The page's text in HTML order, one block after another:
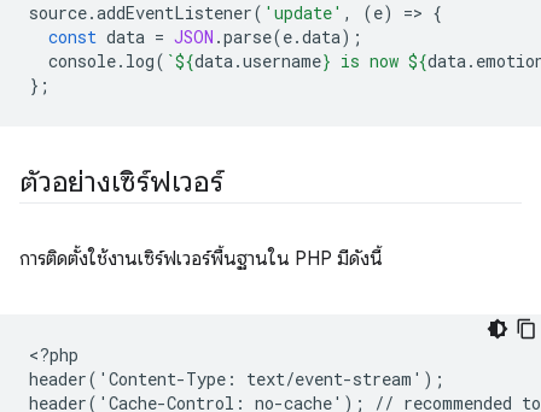
source.addEventListener( 'update' , (e) => {
const data = JSON .parse(e.data);
console. log( `${data.username} is now ${data.
};
ตัวอย่างเซิร์ฟเวอร์
การติดตั้งใช้งานเซิร์ฟเวอร์พื้นฐานใน PHP มีดังนี้
<?php
header('Content-Type: text/event-stream');
header('Cache-Control: no-cache'); // recommended